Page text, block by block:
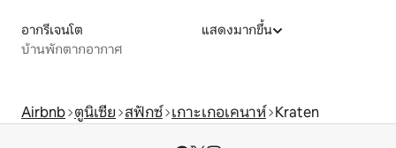
อากรีเจนโต
บ้านพักตากอากาศ
แสดงมากขึ้น
Airbnb ตูนิเซีย สฟักซ์ เกาะเกอเคนาห์ Kraten